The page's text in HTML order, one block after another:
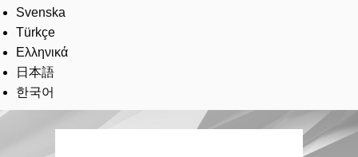
Svenska
Türkçe
Ελληνικά
日本語
한국어